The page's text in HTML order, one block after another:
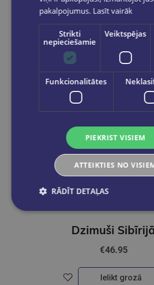
Ielikt grozā
Dzimuši Sibīrijā
€46.95
Ielikt grozā
pakalpojumus. Lasīt vairāk
Strikti
nepieciešamie
Veiktspējas
Funkcionalitātes
PIEKRIST VISIEM
ATTEIKTIES NO
RĀDĪT DETAĻAS